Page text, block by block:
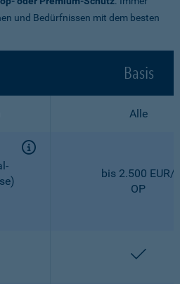
und Bedürfnissen mit dem besten
Basis
Alle
bis 2.500 EUR/
OP